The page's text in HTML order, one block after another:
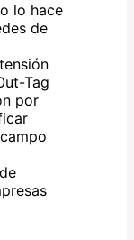
lo hace
de
Tag
por